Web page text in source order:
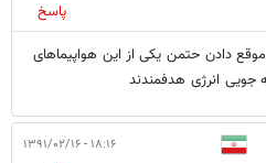
پاسخ
دادن حتمن یکی از این هواپیماهای
انرژی هدفمندند
۱۸:۱۶ - ۱۳۹۱/۰۲/۱۶